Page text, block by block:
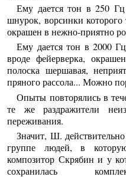
Ему дается тон в 250
шнурок, ворсинки
окрашен в нежно-приятно
Ему дается тон в 2000
вроде фейерверка,
полоска шершавая,
пряного рассола... Можно
Опыты повторялись в
те же раздражители
переживания.
Значит, Ш.
группе людей, в
композитор Скрябин и у
сохранилась